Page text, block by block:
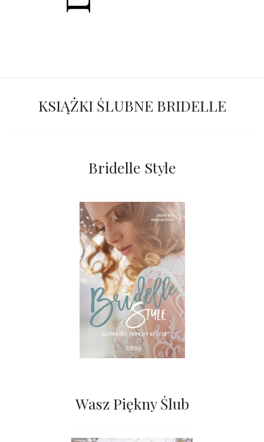
KSIĄŻKI ŚLUBNE BRIDELLE
Bridelle Style
Wasz Piękny Ślub